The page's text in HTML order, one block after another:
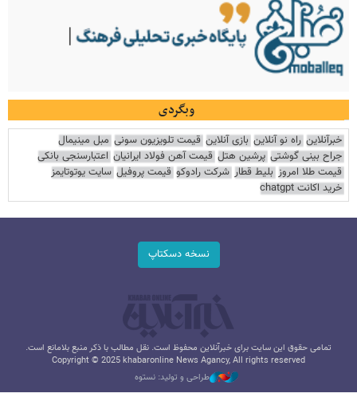
وبگردی
خبرآنلاین راه نو آنلاین بازی آنلاین قیمت تلویزیون سونی مبل مینیمال
جراح بینی گوشتی پرشین هتل قیمت آهن فولاد ایرانیان اعتبارسنجی بانکی
قیمت طلا امروز بلیط قطار شرکت رادوکو قیمت پروفیل سایت یوتوتایمز
خرید اکانت chatgpt
نسخه دسکتاپ
تمامی حقوق این سایت برای خبرآنلاین محفوظ است. نقل مطالب با ذکر منبع بلامانع است.
Copyright © 2025 khabaronline News Agancy, All rights reserved
طراحی و تولید: نستوه